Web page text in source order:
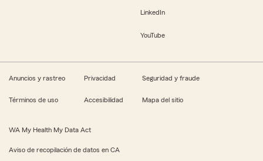
LinkedIn
YouTube
Anuncios y rastreo Privacidad Seguridad y fraude
Términos de uso Accesibilidad Mapa del sitio
WA My Health My Data Act
Aviso de recopilación de datos en CA